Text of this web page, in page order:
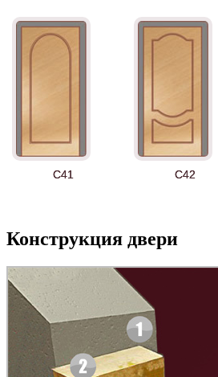
Б-35 3
БНТ БУК БАВАРИЯ
C41 C42
C43
Конструкция двери